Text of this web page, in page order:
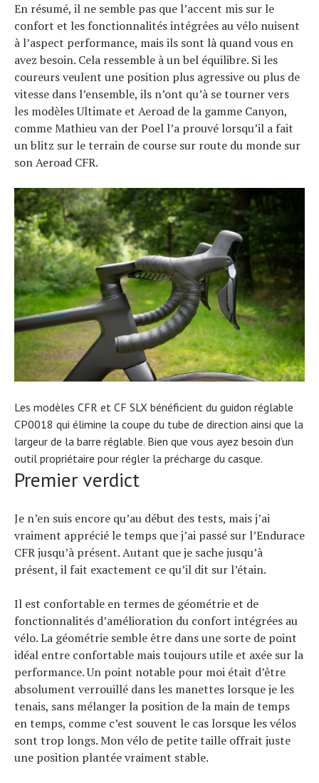
En résumé, il ne semble pas que l’accent mis sur le
confort et les fonctionnalités intégrées au vélo nuisent
à l’aspect performance, mais ils sont là quand vous en
avez besoin. Cela ressemble à un bel équilibre. Si les
coureurs veulent une position plus agressive ou plus de
vitesse dans l’ensemble, ils n’ont qu’à se tourner vers
les modèles Ultimate et Aeroad de la gamme Canyon,
comme Mathieu van der Poel l’a prouvé lorsqu’il a fait
un blitz sur le terrain de course sur route du monde sur
son Aeroad CFR.
Les modèles CFR et CF SLX bénéficient du guidon réglable
CP0018 qui élimine la coupe du tube de direction ainsi que la
largeur de la barre réglable. Bien que vous ayez besoin d’un
outil propriétaire pour régler la précharge du casque.
Premier verdict
Je n’en suis encore qu’au début des tests, mais j’ai
vraiment apprécié le temps que j’ai passé sur l’Endurace
CFR jusqu’à présent. Autant que je sache jusqu’à
présent, il fait exactement ce qu’il dit sur l’étain.
Il est confortable en termes de géométrie et de
fonctionnalités d’amélioration du confort intégrées au
vélo. La géométrie semble être dans une sorte de point
idéal entre confortable mais toujours utile et axée sur la
performance. Un point notable pour moi était d’être
absolument verrouillé dans les manettes lorsque je les
tenais, sans mélanger la position de la main de temps
en temps, comme c’est souvent le cas lorsque les vélos
sont trop longs. Mon vélo de petite taille offrait juste
une position plantée vraiment stable.